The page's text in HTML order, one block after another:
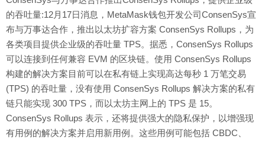
的吞吐量:12月17日消息，MetaMask钱包开发公司ConsenSys宣
布与万事达合作，推出以太坊扩容方案 ConsenSys Rollups，为
各类项目提供企业级的吞吐量 TPS。据悉，ConsenSys Rollups
可以连接到任何兼容 EVM 的区块链。使用 ConsenSys Rollups
构建的解决方案目前可以在私有链上实现高达每秒 1 万笔交易
(TPS) 的吞吐量，没有使用 ConsenSys Rollups 解决方案的私有
链只能实现 300 TPS，而以太坊主网上的 TPS 是 15。
ConsenSys Rollups 表示，还将提供强大的隐私保护，以增强现
有用例的解决方案并启用新用例。这些用例可能包括 CBDC、